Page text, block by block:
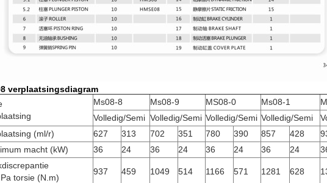
verplaatsingsdiagram
Ms08-8 Ms08-9 MS08-0 Ms08-1
Volledig/Semi Volledig/Semi Volledig/Semi Volledig/Semi
(ml/r)
627 313 702 351 780 390 857 428
macht (kW)
36 24 36 24 36 24 36 24
torsie (N.m)
937 459 1049 514 1166 571 1281 628